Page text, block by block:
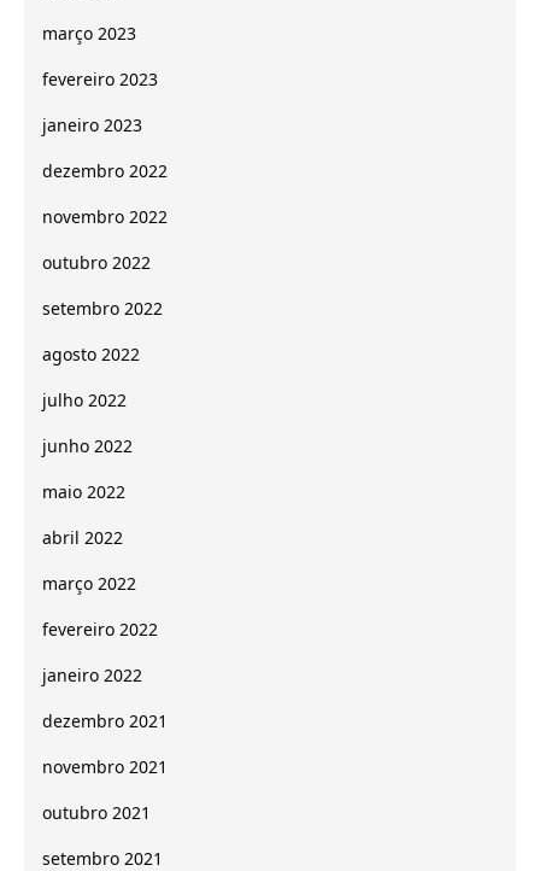
março 2023
fevereiro 2023
janeiro 2023
dezembro 2022
novembro 2022
outubro 2022
setembro 2022
agosto 2022
julho 2022
junho 2022
maio 2022
abril 2022
março 2022
fevereiro 2022
janeiro 2022
dezembro 2021
novembro 2021
outubro 2021
setembro 2021